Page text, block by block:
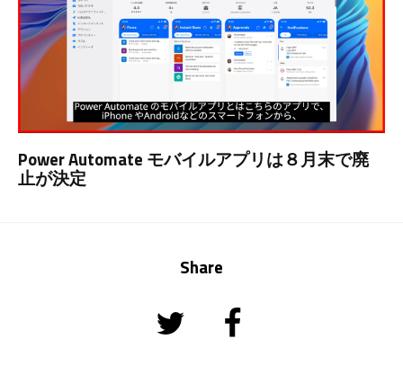
Power Automate モバイルアプリは８月末で廃
止が決定
Share